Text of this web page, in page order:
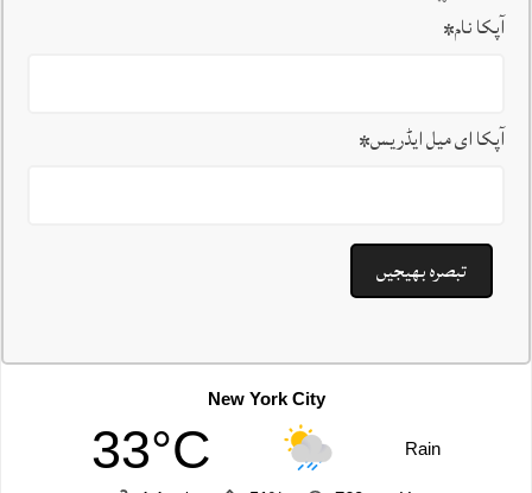
آپکا نام*
آپکا ای میل ایڈریس*
New York City
33°C Rain